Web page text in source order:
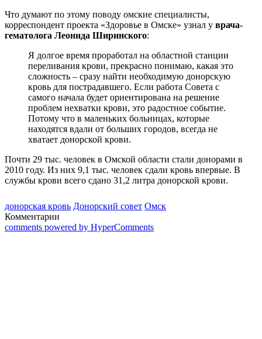
Что думают по этому поводу омские специалисты,
корреспондент проекта «Здоровье в Омске» узнал у врача-
гематолога Леонида Ширинского:
Я долгое время проработал на областной станции
переливания крови, прекрасно понимаю, какая это
сложность – сразу найти необходимую донорскую
кровь для пострадавшего. Если работа Совета с
самого начала будет ориентирована на решение
проблем нехватки крови, это радостное событие.
Потому что в маленьких больницах, которые
находятся вдали от больших городов, всегда не
хватает донорской крови.
Почти 29 тыс. человек в Омской области стали донорами в
2010 году. Из них 9,1 тыс. человек сдали кровь впервые. В
службы крови всего сдано 31,2 литра донорской крови.
донорская кровь Донорский совет Омск
Комментарии
comments powered by HyperComments